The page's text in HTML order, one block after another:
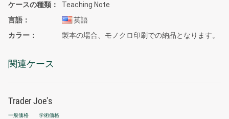
ケースの種類
Teaching Note
言語
英語
カラー
製本の場合、モノクロ印刷での納品となります。
関連ケース
Trader Joe's